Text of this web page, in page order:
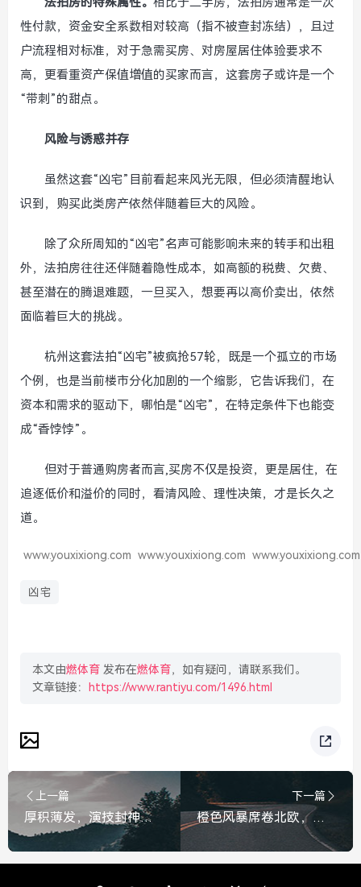
性付款，资金安全系数相对较高（指不被查封冻结），且过
户流程相对标准，对于急需买房、对房屋居住体验要求不
高，更看重资产保值增值的买家而言，这套房子或许是一个
“带刺”的甜点。
风险与诱惑并存
虽然这套“凶宅”目前看起来风光无限，但必须清醒地认
识到，购买此类房产依然伴随着巨大的风险。
除了众所周知的“凶宅”名声可能影响未来的转手和出租
外，法拍房往往还伴随着隐性成本，如高额的税费、欠费、
甚至潜在的腾退难题，一旦买入，想要再以高价卖出，依然
面临着巨大的挑战。
杭州这套法拍“凶宅”被疯抢57轮，既是一个孤立的市场
个例，也是当前楼市分化加剧的一个缩影，它告诉我们，在
资本和需求的驱动下，哪怕是“凶宅”，在特定条件下也能变
成“香饽饽”。
但对于普通购房者而言,买房不仅是投资，更是居住，在
追逐低价和溢价的同时，看清风险、理性决策，才是长久之
道。
www.youxixiong.com www.youxixiong.com www.youxixiong.com
凶宅
本文由燃体育 发布在燃体育，如有疑问，请联系我们。
文章链接：
https://www.rantiyu.com/1496.html
上一篇
厚积薄发，演技封神！张颂文斩获第27届上海国际电影节金爵奖最佳男演员，厚积薄发演技封神！张颂文斩获第27届上海国际电影节金爵奖最佳男演员
下一篇
橙色风暴席卷北欧，荷兰vs瑞典，一场关于技术与意志的巅峰对决，橙色风暴席卷北欧，荷兰vs瑞典技术与意志的巅峰对决